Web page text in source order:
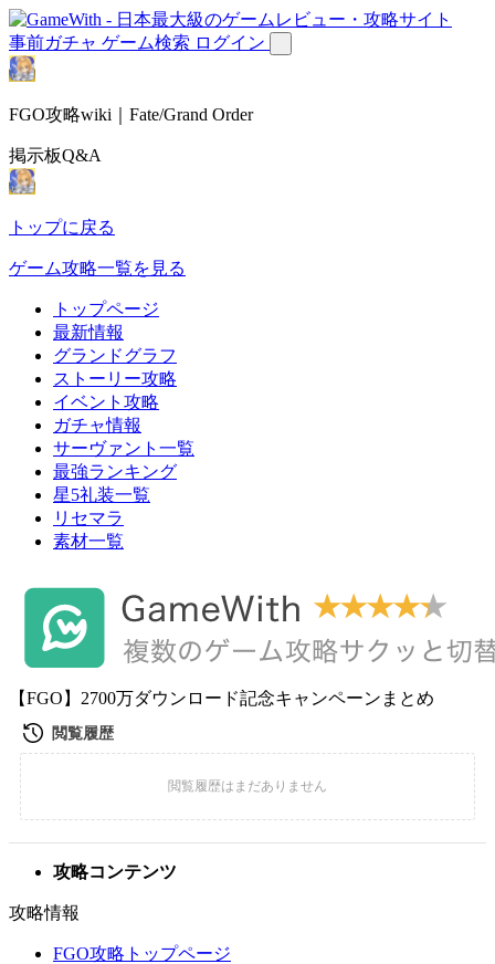
事前ガチャ ゲーム検索 ログイン
FGO攻略wiki｜Fate/Grand Order
掲示板Q&A
トップに戻る
ゲーム攻略一覧を見る
トップページ
最新情報
グランドグラフ
ストーリー攻略
イベント攻略
ガチャ情報
サーヴァント一覧
最強ランキング
星5礼装一覧
リセマラ
素材一覧
【FGO】2700万ダウンロード記念キャンペーンまとめ
攻略コンテンツ
攻略情報
FGO攻略トップページ